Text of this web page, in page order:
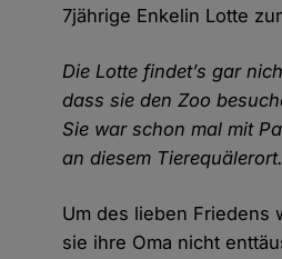
7jährige Enkelin Lotte
Die Lotte findet’s gar
dass sie den Zoo
Sie war schon mal mit
an diesem Tierequälerort.
Um des lieben Friedens
sie ihre Oma nicht